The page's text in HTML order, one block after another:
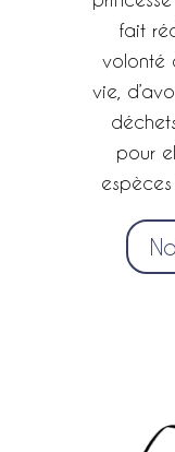
fait
volonté
vie,
pour